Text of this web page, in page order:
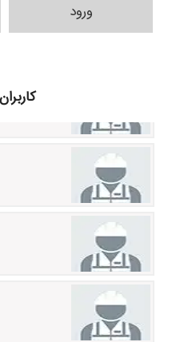
ورود